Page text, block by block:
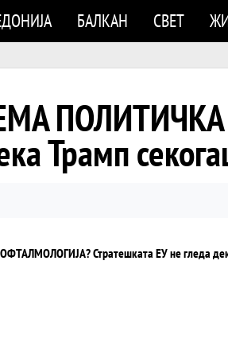
БАЛКАН СВЕТ
ПОЛИТИЧКА
Трамп